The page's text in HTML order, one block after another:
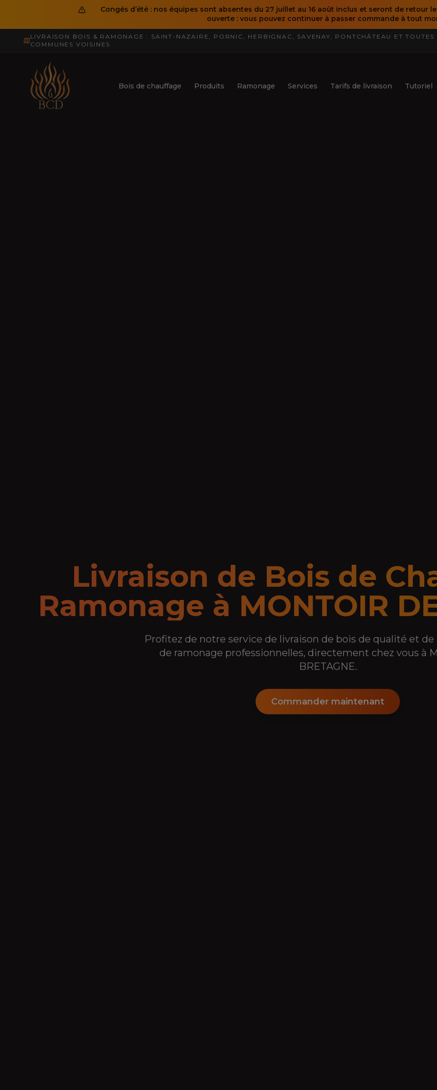
Livraison de Bois de
Ramonage à MONTOIR
Profitez de notre service de livraison de bois de qualité et
de ramonage professionnelles, directement chez vous à
BRETAGNE.
Commander maintenant
Congés d’été : nos équipes sont absentes du 27 juillet au 16 août inclus et seront de retour
ouverte : vous pouvez continuer à passer commande à tout
LIVRAISON BOIS & RAMONAGE : SAINT-NAZAIRE, PORNIC, HERBIGNAC, SAVENAY, PONTCHÂTEAU ET TOUTES
COMMUNES VOISINES
Bois de chauffage Produits Ramonage Services Tarifs de livraison Tutoriel